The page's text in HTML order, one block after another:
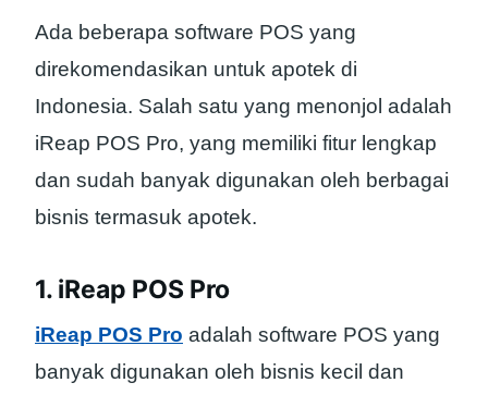
Ada beberapa software POS yang
direkomendasikan untuk apotek di
Indonesia. Salah satu yang menonjol adalah
iReap POS Pro, yang memiliki fitur lengkap
dan sudah banyak digunakan oleh berbagai
bisnis termasuk apotek.
1. iReap POS Pro
iReap POS Pro adalah software POS yang
banyak digunakan oleh bisnis kecil dan